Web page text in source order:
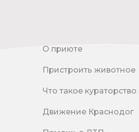
О приюте
Пристроить животное
Что такое кураторство
Движение Краснодог